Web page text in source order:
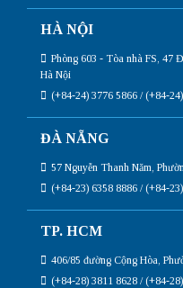
HÀ NỘI
Phòng 603 - Tòa nhà FS, 47
Hà Nội
(+84-24) 3776 5866 / (+84-
ĐÀ NẴNG
57 Nguyễn Thanh Năm,
(+84-23) 6358 8886 / (+84-
TP. HCM
406/85 đường Cộng Hòa,
(+84-28) 3811 8628 / (+84-